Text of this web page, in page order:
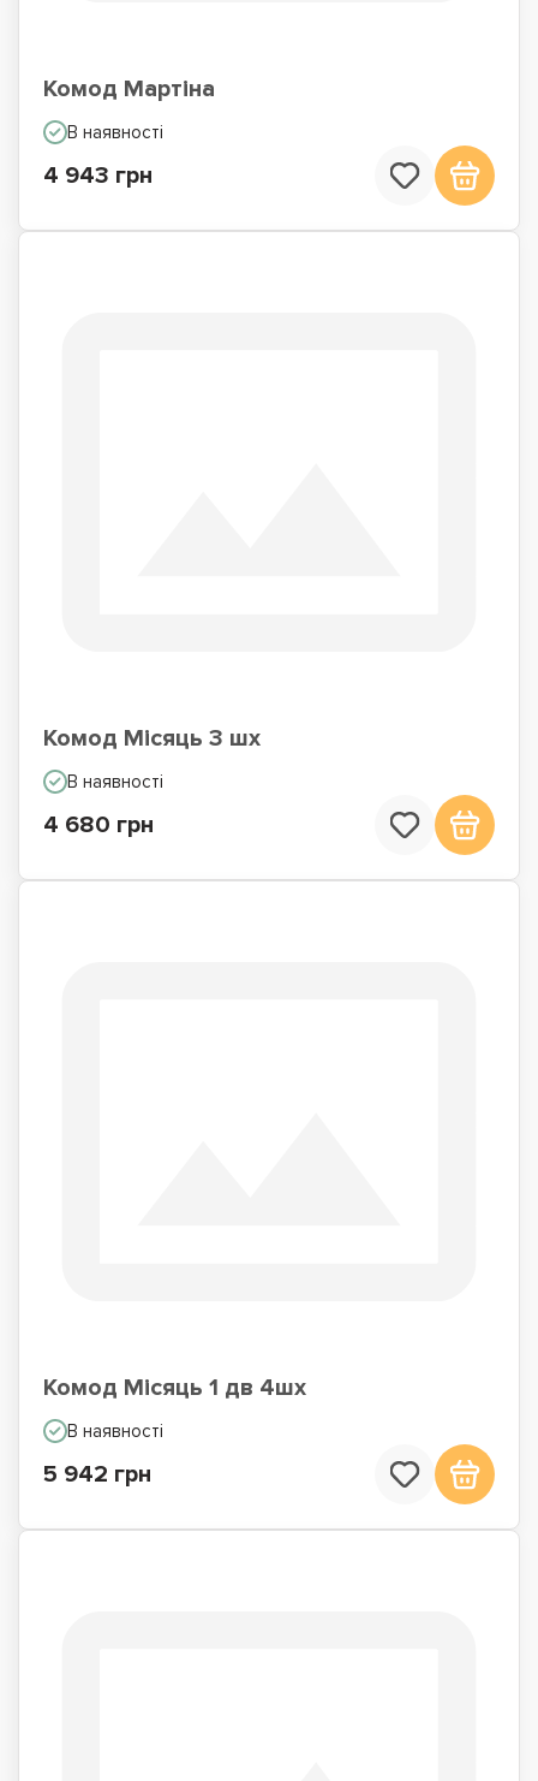
Комод Мартіна
В наявності
4 943 грн
Комод Місяць 3 шх
В наявності
4 680 грн
Комод Місяць 1 дв 4шх
В наявності
5 942 грн